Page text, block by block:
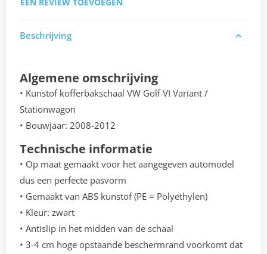
EEN REVIEW TOEVOEGEN
Beschrijving
Algemene omschrijving
• Kunstof kofferbakschaal VW Golf VI Variant /
Stationwagon
• Bouwjaar: 2008-2012
Technische informatie
• Op maat gemaakt voor het aangegeven automodel
dus een perfecte pasvorm
• Gemaakt van ABS kunstof (PE = Polyethylen)
• Kleur: zwart
• Antislip in het midden van de schaal
• 3-4 cm hoge opstaande beschermrand voorkomt dat